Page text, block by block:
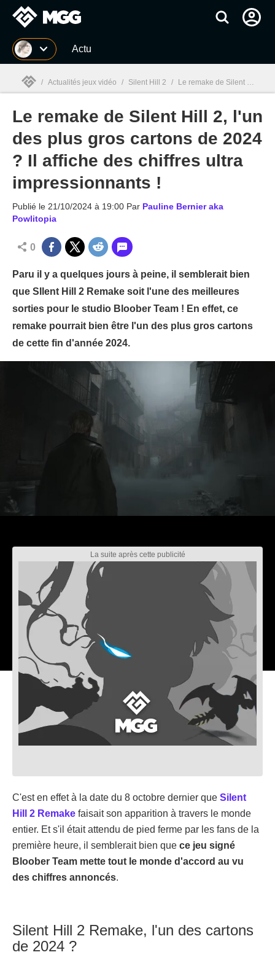
MGG Actu
MGG
/ Actualités jeux vidéo / Silent Hill 2 / Le remake de Silent Hill 2, l'un des plus gros cartons de 2024 ? Il affiche des chiffres ultra impressionnants !
Le remake de Silent Hill 2, l'un
des plus gros cartons de 2024
? Il affiche des chiffres ultra
impressionnants !
Publié le 21/10/2024 à 19:00 Par Pauline Bernier aka
Powlitopia
0
Paru il y a quelques jours à peine, il semblerait bien
que SIlent Hill 2 Remake soit l'une des meilleures
sorties pour le studio Bloober Team ! En effet, ce
remake pourrait bien être l'un des plus gros cartons
de cette fin d'année 2024.
C'est en effet à la date du 8 octobre dernier que Silent
Hill 2 Remake faisait son apparition à travers le monde
entier. Et s'il était attendu de pied ferme par les fans de la
première heure, il semblerait bien que ce jeu signé
Bloober Team mette tout le monde d'accord au vu
des chiffres annoncés.
Silent Hill 2 Remake, l'un des cartons
de 2024 ?